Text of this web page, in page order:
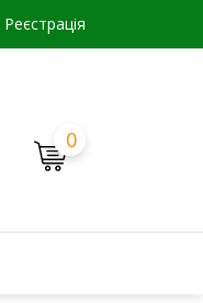
Реєстрація
0